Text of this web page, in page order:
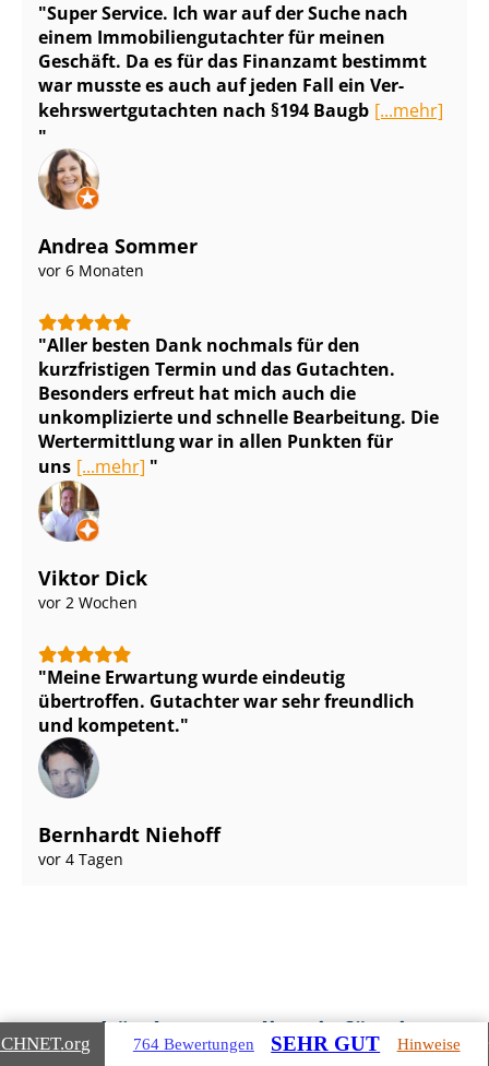
Super Service. Ich war auf der Suche nach
einem Im­mo­bi­li­en­gut­ach­ter für meinen
Geschäft. Da es für das Finanzamt bestimmt
war musste es auch auf jeden Fall ein Ver­
kehrs­wert­gut­ach­ten nach §194 Baugb [...mehr]
Andrea Sommer
vor 6 Monaten
Aller besten Dank nochmals für den
kurzfristigen Termin und das Gutachten.
Besonders erfreut hat mich auch die
unkomplizierte und schnelle Bearbeitung. Die
Wertermittlung war in allen Punkten für
uns [...mehr]
Viktor Dick
vor 2 Wochen
Meine Erwartung wurde eindeutig
übertroffen. Gutachter war sehr freundlich
und kompetent.
Bernhardt Niehoff
vor 4 Tagen
Gebäudearten, die wir für Sie
.org 764 Bewertungen SEHR GUT Hinweise